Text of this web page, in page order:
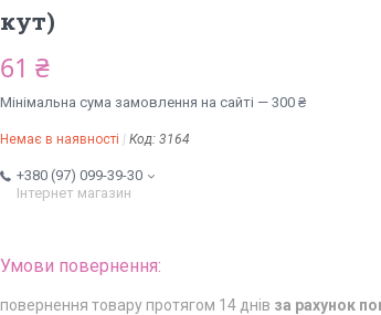
кут)
61 ₴
Мінімальна сума замовлення на сайті — 300 ₴
Немає в наявності Код: 3164
+380 (97) 099-39-30
Інтернет магазин
повернення товару протягом 14 днів за рахунок